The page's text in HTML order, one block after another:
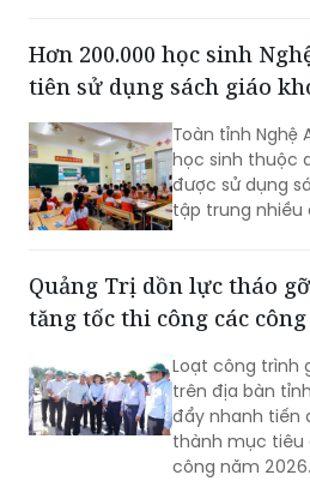
Hơn 200.000 học sinh
tiên sử dụng sách giáo
Toàn tỉnh Nghệ
học sinh thuộc
được sử dụng
tập trung nhiều
Quảng Trị dồn lực tháo
tăng tốc thi công các
Loạt công trình
trên địa bàn
đẩy nhanh tiến
thành mục tiêu
công năm